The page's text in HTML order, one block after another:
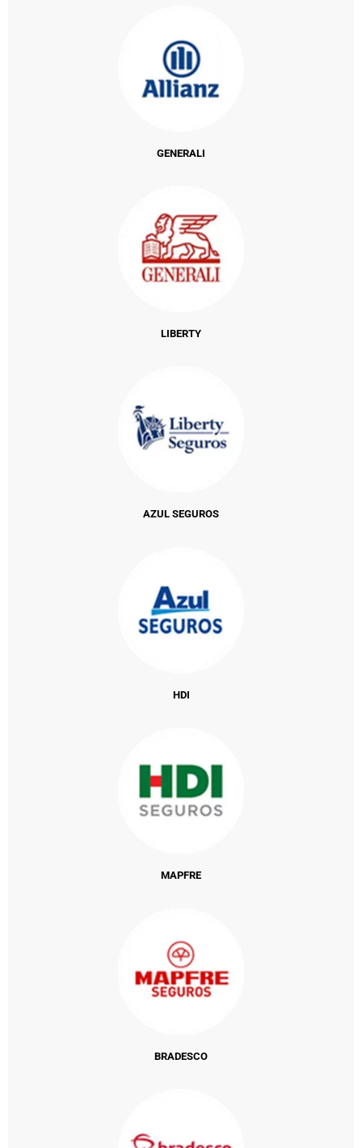
GENERALI
LIBERTY
AZUL SEGUROS
HDI
MAPFRE
BRADESCO